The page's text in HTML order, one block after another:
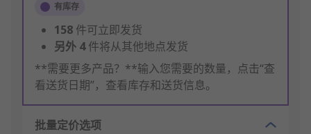
有库存
158 件可立即发货
另外 4件将从其他地点发货
**需要更多产品？**输入您需要的数量，点击“查
看送货日期”，查看库存和送货信息。
批量定价选项